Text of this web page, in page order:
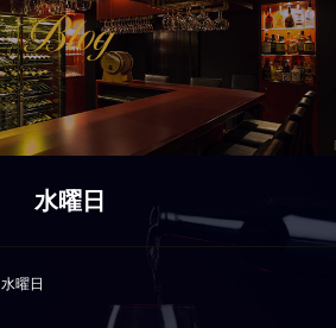
水曜日
水曜日